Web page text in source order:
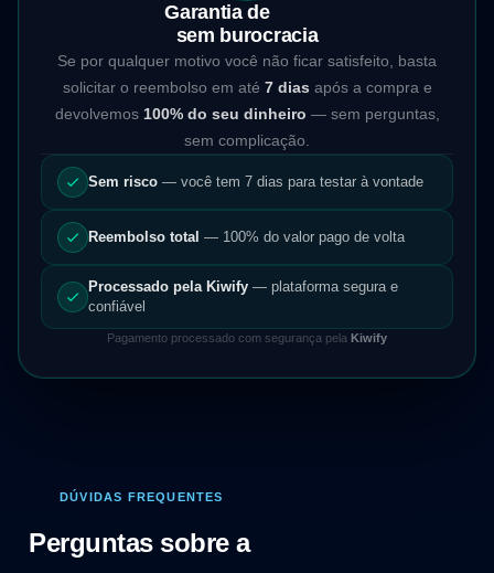
Garantia de
sem burocracia
Se por qualquer motivo você não ficar satisfeito, basta
solicitar o reembolso em até 7 dias após a compra e
devolvemos 100% do seu dinheiro — sem perguntas,
sem complicação.
Sem risco — você tem 7 dias para testar à vontade
Reembolso total — 100% do valor pago de volta
Processado pela Kiwify — plataforma segura e
confiável
Pagamento processado com segurança pela Kiwify
DÚVIDAS FREQUENTES
Perguntas sobre a